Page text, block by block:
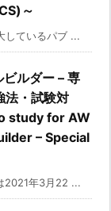
～
しているパブ ...
ビルダー – 専
法・試験対
study for AW
– Special
2021年3月22 ...